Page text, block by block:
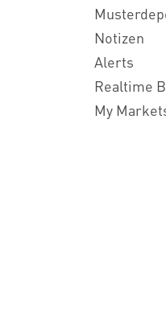
Notizen
Alerts
Realtime
My